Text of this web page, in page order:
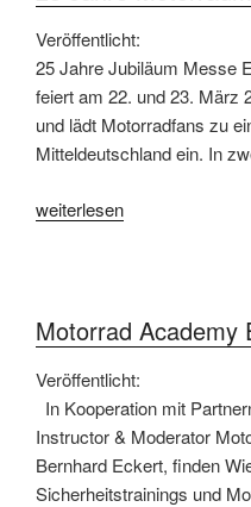
Veröffentlicht:
25 Jahre Jubiläum Messe
feiert am 22. und 23. März
und lädt Motorradfans zu
Mitteldeutschland ein. In
„25
weiterlesen
Motorrad Academy
Veröffentlicht:
In Kooperation mit
Instructor & Moderator
Bernhard Eckert, finden
Sicherheitstrainings und